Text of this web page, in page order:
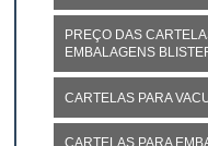
PREÇO DAS
EMBALAGENS
CARTELAS PARA
CARTELAS PARA